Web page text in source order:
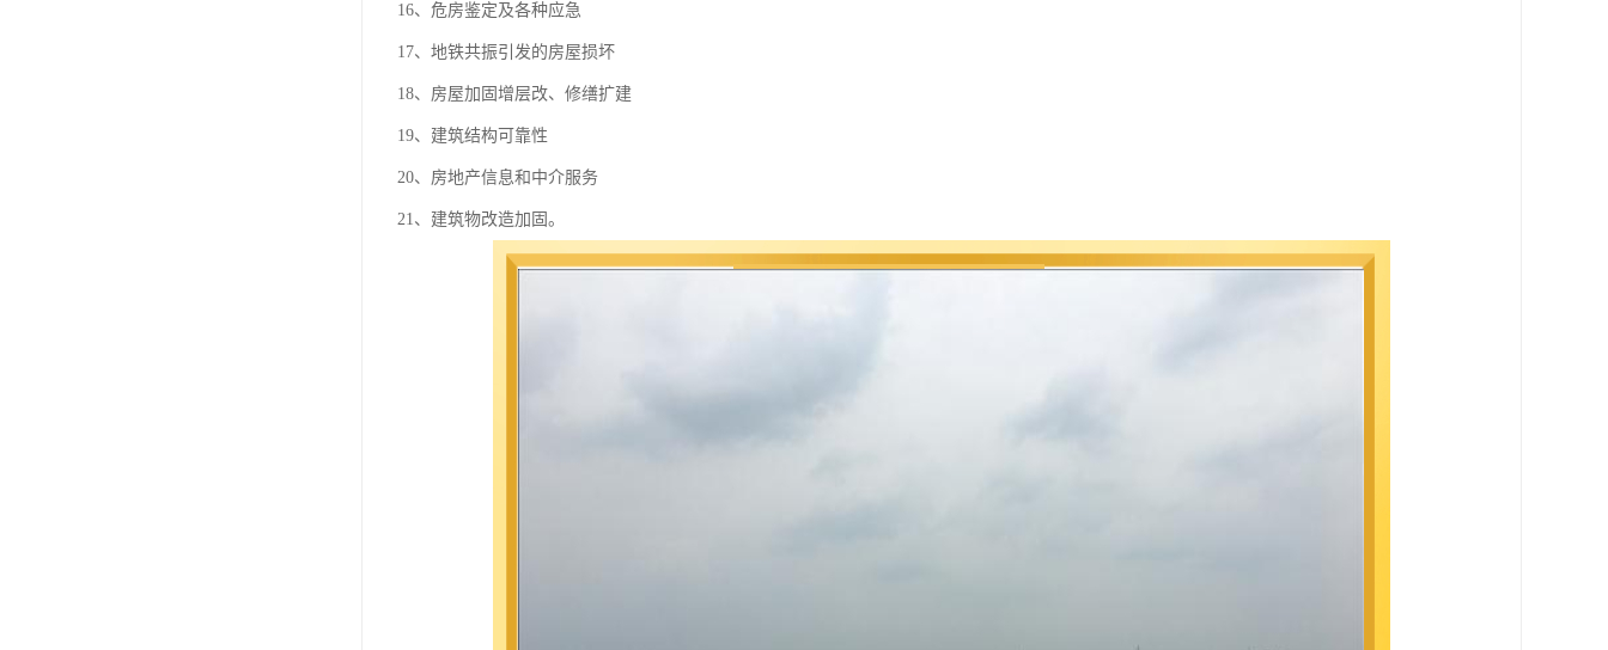
16、危房鉴定及各种应急
17、地铁共振引发的房屋损坏
18、房屋加固增层改、修缮扩建
19、建筑结构可靠性
20、房地产信息和中介服务
21、建筑物改造加固。